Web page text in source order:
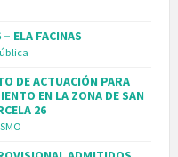
ELA FACINAS
DE ACTUACIÓN PARA
EN LA ZONA DE SAN
26